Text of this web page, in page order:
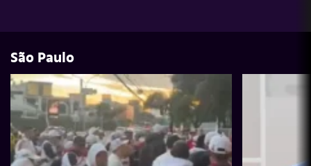
São Paulo